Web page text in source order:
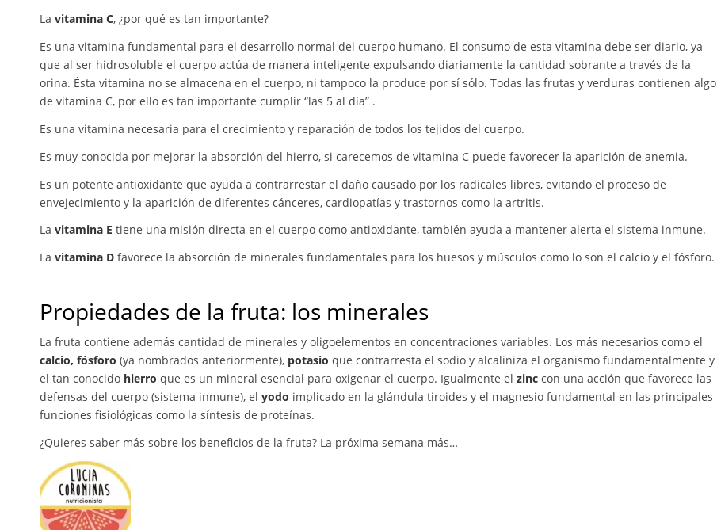
La vitamina C, ¿por qué es tan importante?
Es una vitamina fundamental para el desarrollo normal del cuerpo humano. El consumo de esta vitamina debe ser diario, ya
que al ser hidrosoluble el cuerpo actúa de manera inteligente expulsando diariamente la cantidad sobrante a través de la
orina. Ésta vitamina no se almacena en el cuerpo, ni tampoco la produce por sí sólo. Todas las frutas y verduras contienen algo
de vitamina C, por ello es tan importante cumplir “las 5 al día” .
Es una vitamina necesaria para el crecimiento y reparación de todos los tejidos del cuerpo.
Es muy conocida por mejorar la absorción del hierro, si carecemos de vitamina C puede favorecer la aparición de anemia.
Es un potente antioxidante que ayuda a contrarrestar el daño causado por los radicales libres, evitando el proceso de
envejecimiento y la aparición de diferentes cánceres, cardiopatías y trastornos como la artritis.
La vitamina E tiene una misión directa en el cuerpo como antioxidante, también ayuda a mantener alerta el sistema inmune.
La vitamina D favorece la absorción de minerales fundamentales para los huesos y músculos como lo son el calcio y el fósforo.
Propiedades de la fruta: los minerales
La fruta contiene además cantidad de minerales y oligoelementos en concentraciones variables. Los más necesarios como el
calcio, fósforo (ya nombrados anteriormente), potasio que contrarresta el sodio y alcaliniza el organismo fundamentalmente y
el tan conocido hierro que es un mineral esencial para oxigenar el cuerpo. Igualmente el zinc con una acción que favorece las
defensas del cuerpo (sistema inmune), el yodo implicado en la glándula tiroides y el magnesio fundamental en las principales
funciones fisiológicas como la síntesis de proteínas.
¿Quieres saber más sobre los beneficios de la fruta? La próxima semana más…